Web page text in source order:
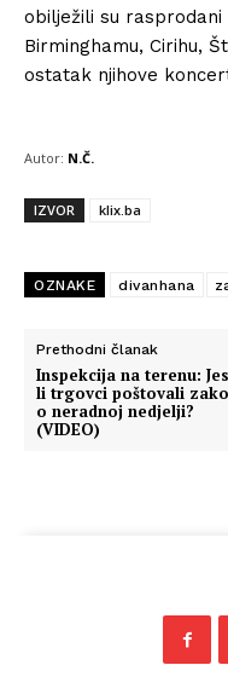
obilježili su
Birminghamu, Cirihu,
ostatak njihove
Autor: N.Č.
IZVOR klix.ba
OZNAKE divanhana
Prethodni članak
Inspekcija na terenu:
li trgovci poštovali
o neradnoj nedjelji?
(VIDEO)